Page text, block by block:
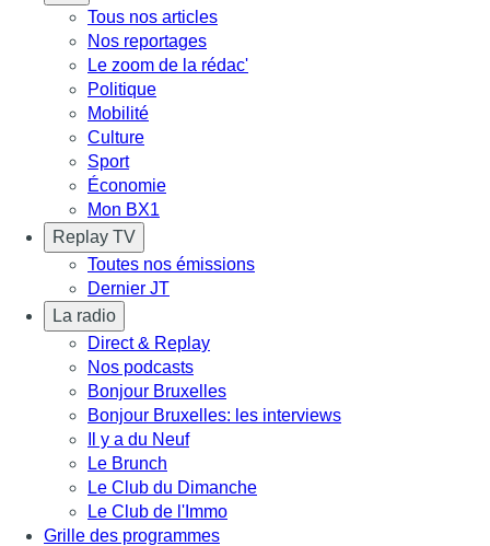
Tous nos articles
Nos reportages
Le zoom de la rédac'
Politique
Mobilité
Culture
Sport
Économie
Mon BX1
Replay TV
Toutes nos émissions
Dernier JT
La radio
Direct & Replay
Nos podcasts
Bonjour Bruxelles
Bonjour Bruxelles: les interviews
Il y a du Neuf
Le Brunch
Le Club du Dimanche
Le Club de l'Immo
Grille des programmes